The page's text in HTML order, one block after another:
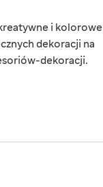
i kolorowe
dekoracji na
dekoracji.